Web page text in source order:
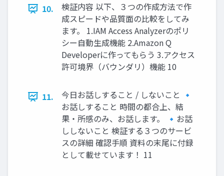
10.
検証内容 以下、３つの作成方法で作
成スピードや品質面の比較をしてみ
ます。 1.IAM Access Analyzerのポリ
シー自動生成機能 2.Amazon Q
Developerに作ってもらう 3.アクセス
許可境界（バウンダリ）機能 10
11.
今日お話しすること / しないこと 🔹
お話しすること 時間の都合上、結
果・所感のみ、お話します。 🔹お話
ししないこと 検証する３つのサービ
スの詳細 確認手順 資料の末尾に付録
として載せています！ 11